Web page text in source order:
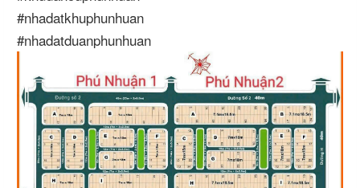
#nhadatkhuphunhuan
#nhadatduanphunhuan